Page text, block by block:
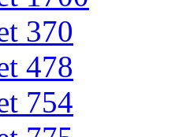
370
478
754